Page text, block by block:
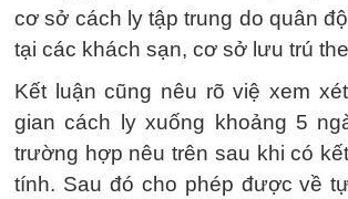
cơ sở cách ly tập trung do quân
tại các khách sạn, cơ sở lưu trú
Kết luận cũng nêu rõ việ xem
gian cách ly xuống khoảng 5
trường hợp nêu trên sau khi có
tính. Sau đó cho phép được về